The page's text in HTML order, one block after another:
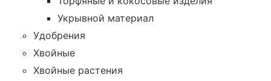
Укрывной материал
Удобрения
Хвойные
Хвойные растения